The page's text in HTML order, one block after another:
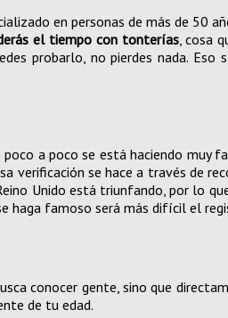
en personas de más de 50
el tiempo con tonterías, cosa
probarlo, no pierdes nada.
a poco se está haciendo muy
verificación se hace a través de
Unido está triunfando, por lo
haga famoso será más difícil el
conocer gente, sino que
de tu edad.